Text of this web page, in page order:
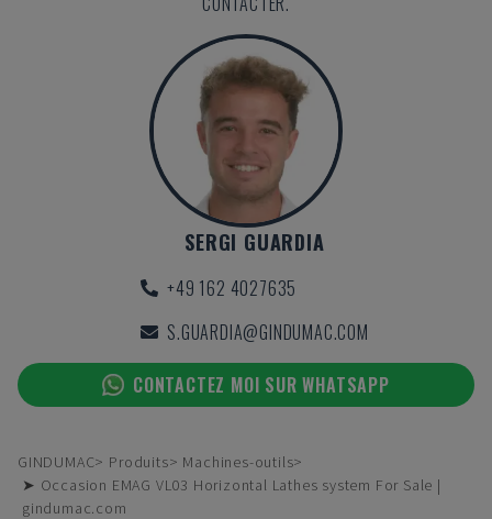
SERGI GUARDIA
+49 162 4027635
S.GUARDIA@GINDUMAC.COM
CONTACTEZ MOI SUR WHATSAPP
GINDUMAC Produits
Machines-outils
➤ Occasion EMAG VL03 Horizontal Lathes system For Sale |
gindumac.com